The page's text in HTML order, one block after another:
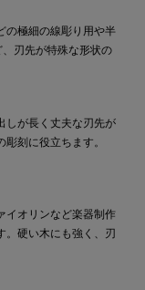
の極細の線彫り用や半
刃先が特殊な形状の
しが長く丈夫な刃先が
刻に役立ちます。
イオリンなど楽器制作
。硬い木にも強く、刃